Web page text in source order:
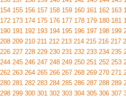
154 155 156 157 158 159 160 161 162 163
172 173 174 175 176 177 178 179 180 181
190 191 192 193 194 195 196 197 198 199
208 209 210 211 212 213 214 215 216 217
226 227 228 229 230 231 232 233 234 235
244 245 246 247 248 249 250 251 252 253
262 263 264 265 266 267 268 269 270 271
280 281 282 283 284 285 286 287 288 289
298 299 300 301 302 303 304 305 306 307